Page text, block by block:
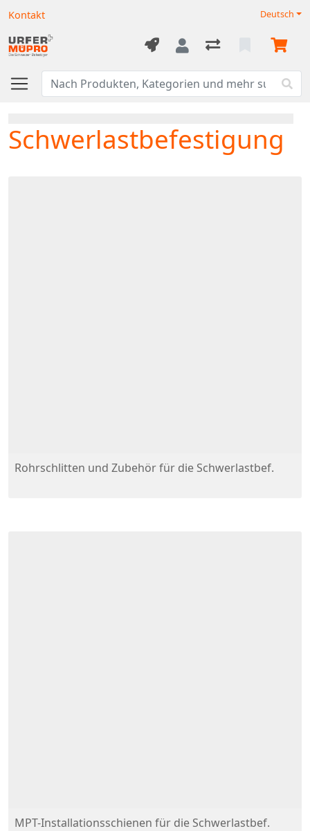
Kontakt Deutsch
Schwerlastbefestigung
Rohrschlitten und Zubehör für die Schwerlastbef.
MPT-Installationsschienen für die Schwerlastbef.